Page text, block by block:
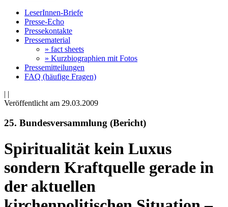
LeserInnen-Briefe
Presse-Echo
Pressekontakte
Pressematerial
» fact sheets
» Kurzbiographien mit Fotos
Pressemitteilungen
FAQ (häufige Fragen)
| |
Veröffentlicht am 29­.03.2009
25. Bundesversammlung (Bericht)
Spiritualität kein Luxus
sondern Kraftquelle gerade in
der aktuellen